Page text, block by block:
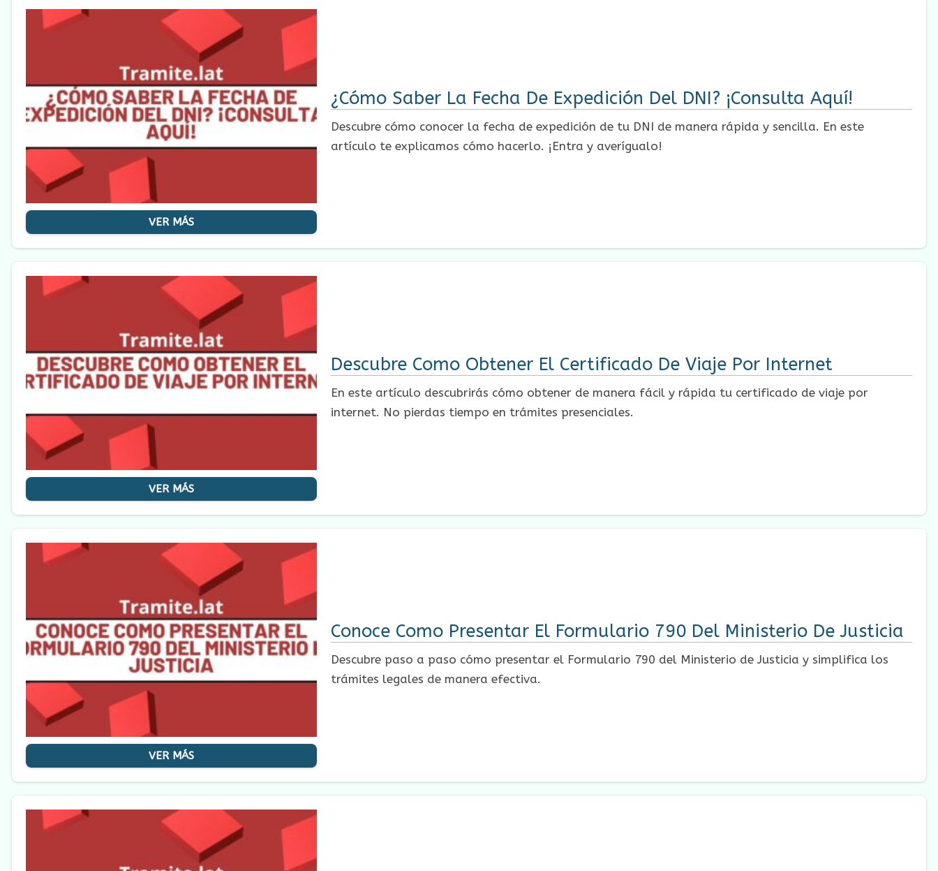
VER MÁS
¿Cómo Saber La Fecha De Expedición Del DNI? ¡Consulta Aquí!
Descubre cómo conocer la fecha de expedición de tu DNI de manera rápida y sencilla. En este
artículo te explicamos cómo hacerlo. ¡Entra y averígualo!
VER MÁS
Descubre Como Obtener El Certificado De Viaje Por Internet
En este artículo descubrirás cómo obtener de manera fácil y rápida tu certificado de viaje por
internet. No pierdas tiempo en trámites presenciales.
VER MÁS
Conoce Como Presentar El Formulario 790 Del Ministerio De Justicia
Descubre paso a paso cómo presentar el Formulario 790 del Ministerio de Justicia y simplifica los
trámites legales de manera efectiva.